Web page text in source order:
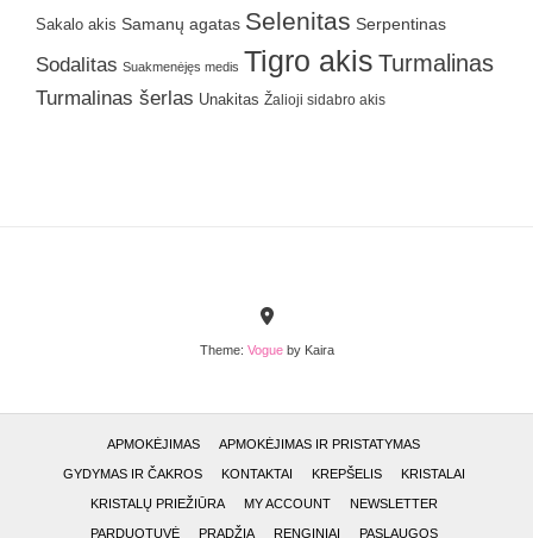
Sakalo akis Samanų agatas Selenitas Serpentinas
Sodalitas Suakmenėjęs medis Tigro akis Turmalinas
Turmalinas šerlas Unakitas Žalioji sidabro akis
Theme: Vogueby Kaira
APMOKĖJIMAS APMOKĖJIMAS IR PRISTATYMAS
GYDYMAS IR ČAKROS KONTAKTAI KREPŠELIS KRISTALAI
KRISTALŲ PRIEŽIŪRA MY ACCOUNT NEWSLETTER
PARDUOTUVĖ PRADŽIA RENGINIAI PASLAUGOS